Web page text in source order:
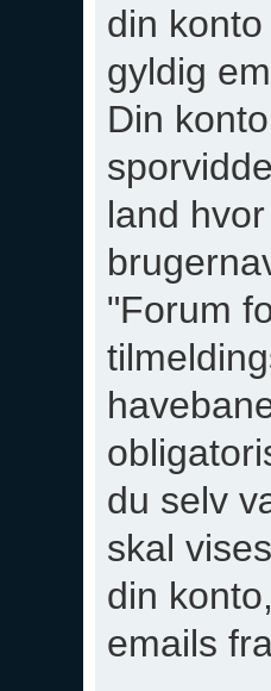
din
gyldig
Din
land
"Forum
du selv
skal
din
emails